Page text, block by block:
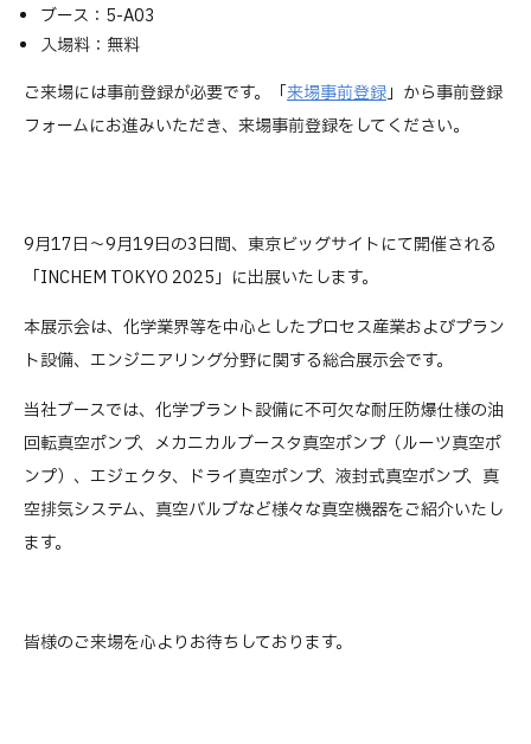
ブース：5-A03
入場料：無料
ご来場には事前登録が必要です。「来場事前登録」から事前登録
フォームにお進みいただき、来場事前登録をしてください。
9月17日～9月19日の3日間、東京ビッグサイトにて開催される
「INCHEM TOKYO 2025」に出展いたします。
本展示会は、化学業界等を中心としたプロセス産業およびプラン
ト設備、エンジニアリング分野に関する総合展示会です。
当社ブースでは、化学プラント設備に不可欠な耐圧防爆仕様の油
回転真空ポンプ、メカニカルブースタ真空ポンプ（ルーツ真空ポ
ンプ）、エジェクタ、ドライ真空ポンプ、液封式真空ポンプ、真
空排気システム、真空バルブなど様々な真空機器をご紹介いたし
ます。
皆様のご来場を心よりお待ちしております。